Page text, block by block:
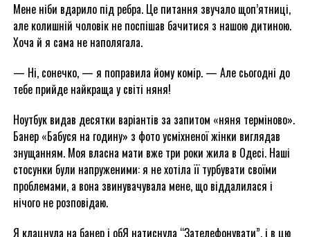
Мене ніби вдарило під ребра. Це питання звучало щоп’ятниці,
але колишній чоловік не поспішав бачитися з нашою дитиною.
Хоча й я сама не наполягала.
— Ні, сонечко, — я поправила йому комір. — Але сьогодні до
тебе прийде найкраща у світі няня!
Ноутбук видав десятки варіантів за запитом «няня терміново».
Банер «Бабуся на годину» з фото усміхненої жінки виглядав
знущанням. Моя власна мати вже три роки жила в Одесі. Наші
стосунки були напруженими: я не хотіла її турбувати своїми
проблемами, а вона звинувачувала мене, що віддалилася і
нічого не розповідаю.
Я клацнула на банер і обЯ натиснула “Зателефонувати”, і в цю